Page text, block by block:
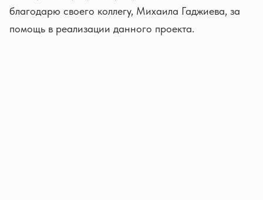
благодарю своего коллегу, Михаила Гаджиева, за
помощь в реализации данного проекта.